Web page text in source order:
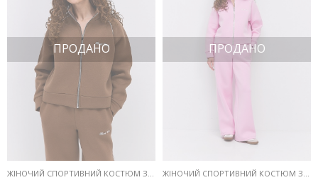
ПРОДАНО
ЖІНОЧИЙ СПОРТИВНИЙ КОСТЮМ ЗИМОВИЙ КОРИЧНЕВИЙ З ВИШИВКОЮ THAT GIRL
ПРОДАНО
ЖІНОЧИЙ СПОРТИВНИЙ КОСТЮМ ЗИМОВИЙ РОЖЕВИЙ З ВИШИВКОЮ THAT GIRL